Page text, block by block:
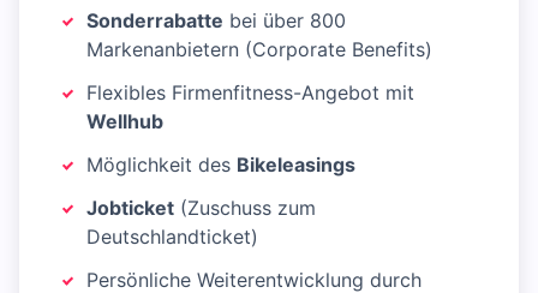
Sonderrabatte bei über 800
Markenanbietern (Corporate Benefits)
Flexibles Firmenfitness-Angebot mit
Wellhub
Möglichkeit des Bikeleasings
Jobticket (Zuschuss zum
Deutschlandticket)
Persönliche Weiterentwicklung durch